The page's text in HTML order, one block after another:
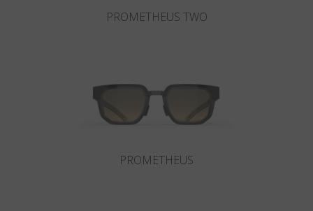
PROMETHEUS TWO
PROMETHEUS